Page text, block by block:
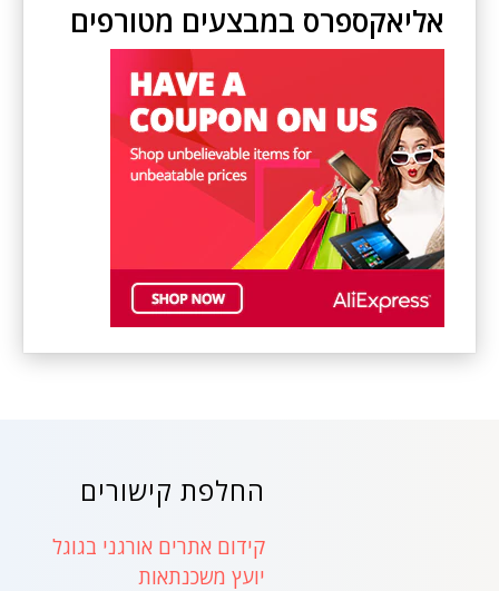
אליאקספרס במבצעים מטורפים
החלפת קישורים
קידום אתרים אורגני בגוגל
יועץ משכנתאות